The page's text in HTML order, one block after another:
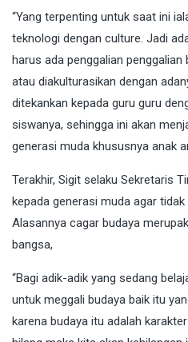
“Yang terpenting untuk saat ini
teknologi dengan culture. Jadi
harus ada penggalian
atau diakulturasikan dengan
ditekankan kepada guru guru
siswanya, sehingga ini akan
generasi muda khususnya anak
Terakhir, Sigit selaku Sekretaris
kepada generasi muda agar
Alasannya cagar budaya
bangsa,
“Bagi adik-adik yang sedang
untuk meggali budaya baik itu
karena budaya itu adalah